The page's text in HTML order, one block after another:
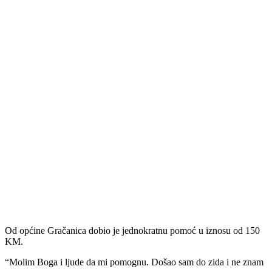
Od općine Gračanica dobio je jednokratnu pomoć u iznosu od 150
KM.
“Molim Boga i ljude da mi pomognu. Došao sam do zida i ne znam